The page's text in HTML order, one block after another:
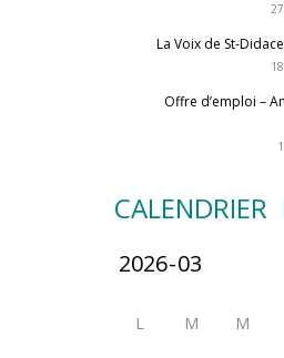
La Voix de St-
Offre d’emploi –
CALENDRIER
L M M